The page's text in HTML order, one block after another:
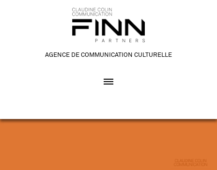
AGENCE DE COMMUNICATION CULTURELLE